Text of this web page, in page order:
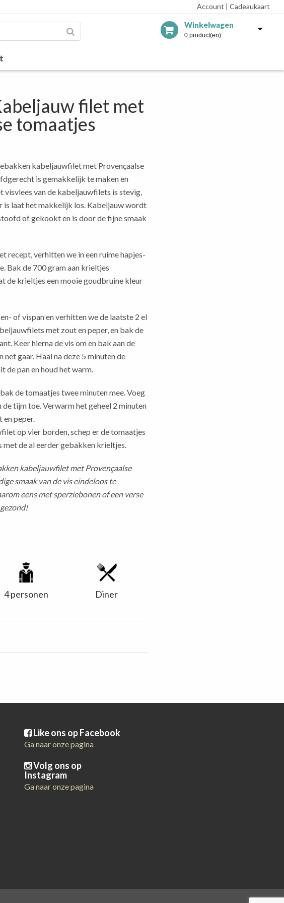
Account | Cadeaukaart
Winkelwagen
0 product(en)
filet met
tomaatjes
kabeljauwfilet met Provençaalse
is gemakkelijk te maken en
visvlees van de kabeljauwfilets is stevig,
is laat het makkelijk los. Kabeljauw wordt
of gekookt en is door de fijne smaak
recept, verhitten we in een ruime hapjes-
Bak de 700 gram aan krieltjes
de krieltjes een mooie goudbruine kleur
of vispan en verhitten we de laatste 2 el
met zout en peper, en bak de
Keer hierna de vis om en bak aan de
net gaar. Haal na deze 5 minuten de
pan en houd het warm.
de tomaatjes twee minuten mee. Voeg
tijm toe. Verwarm het geheel 2 minuten
en peper.
op vier borden, schep er de tomaatjes
met de al eerder gebakken krieltjes.
kabeljauwfilet met Provençaalse
smaak van de vis eindeloos te
eens met sperziebonen of een verse
4 personen Diner
Like ons op Facebook
Ga naar onze pagina
Volg ons op
Instagram
Ga naar onze pagina